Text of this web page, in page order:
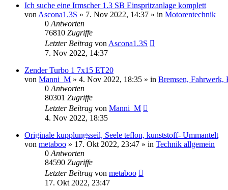
Ich suche eine Irmscher 1.3 SB Einspritzanlage komplett
von Ascona1.3S » 7. Nov 2022, 14:37 » in Motorentechnik
0 Antworten
76810 Zugriffe
Letzter Beitrag von Ascona1.3S
7. Nov 2022, 14:37
Zender Turbo 1 7x15 ET20
von Manni_M » 4. Nov 2022, 18:35 » in Bremsen, Fahrwerk,
0 Antworten
80301 Zugriffe
Letzter Beitrag von Manni_M
4. Nov 2022, 18:35
Originale kupplungsseil, Seele teflon, kunststoff- Ummantelt
von metaboo » 17. Okt 2022, 23:47 » in Technik allgemein
0 Antworten
84590 Zugriffe
Letzter Beitrag von metaboo
17. Okt 2022, 23:47